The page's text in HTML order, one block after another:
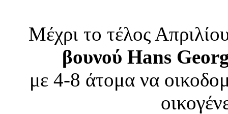
Μέχρι το τέλος
βουνού Hans
με 4-8 άτομα να